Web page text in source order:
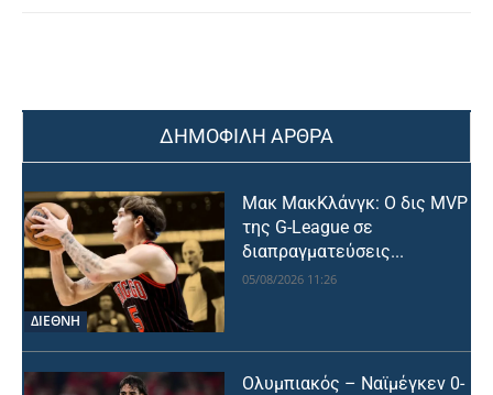
ΔΗΜΟΦΙΛΗ ΑΡΘΡΑ
ΔΙΕΘΝΗ
Μακ ΜακΚλάνγκ: Ο δις MVP
της G-League σε
διαπραγματεύσεις...
05/08/2026 11:26
Ολυμπιακός – Ναϊμέγκεν 0-